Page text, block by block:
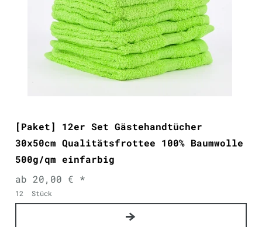
[Paket] 12er Set Gästehandtücher
30x50cm Qualitätsfrottee 100% Baumwolle
500g/qm einfarbig
ab 20,00 € *
12 Stück